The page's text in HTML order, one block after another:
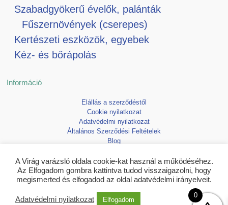
Szabadgyökerű évelők, palánták
Fűszernövények (cserepes)
Kertészeti eszközök, egyebek
Kéz- és bőrápolás
Információ
Elállás a szerződéstől
Cookie nyilatkozat
Adatvédelmi nyilatkozat
Általános Szerződési Feltételek
Blog
A Virág varázsló oldala cookie-kat használ a működéséhez.
Az Elfogadom gombra kattintva tudod visszaigazolni, hogy
megismerted és elfogadod az oldal adatvédelmi irányelveit.
Adatvédelmi nyilatkozat Elfogadom
0